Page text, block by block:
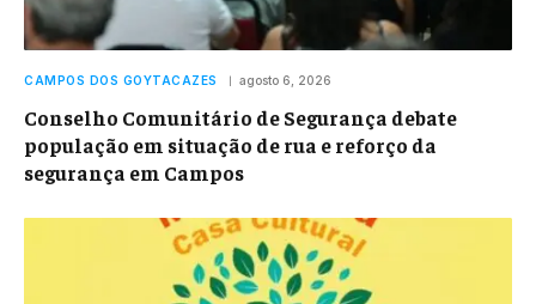
CAMPOS DOS GOYTACAZES agosto 6, 2026
Conselho Comunitário de Segurança debate
população em situação de rua e reforço da
segurança em Campos